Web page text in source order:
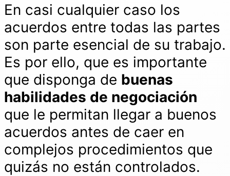
En casi cualquier caso los
acuerdos entre todas las partes
son parte esencial de su trabajo.
Es por ello, que es importante
que disponga de buenas
habilidades de negociación
que le permitan llegar a buenos
acuerdos antes de caer en
complejos procedimientos que
quizás no están controlados.